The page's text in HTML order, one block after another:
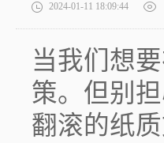
2024-01-11 18:09:44
当我们想
策。但别
翻滚的纸